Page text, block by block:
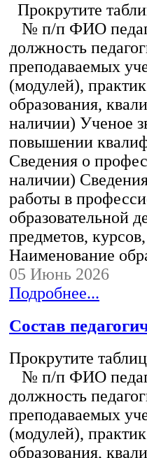
Прокрутите
№ п/п ФИО
должность
преподаваемых
(модулей),
образования,
наличии) Ученое
повышении
Сведения о
наличии)
работы в
образовательной
предметов,
Наименование
05 Июнь 2026
Подробнее...
Состав
Прокрутите
№ п/п ФИО
должность
преподаваемых
(модулей),
образования,